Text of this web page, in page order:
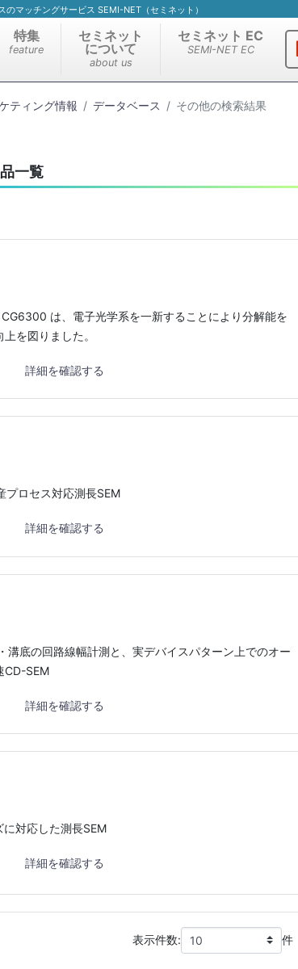
マッチングサービス SEMI-NET（セミネット）
特集
feature
セミネット
について
about us
セミネット EC
SEMI-NET EC
ティング情報 データベース その他の検索結果
一覧
は、電子光学系を一新することにより分解能を
を図りました。
詳細を確認する
プロセス対応測長SEM
詳細を確認する
溝底の回路線幅計測と、実デバイスパターン上でのオー
CD-SEM
詳細を確認する
対応した測長SEM
詳細を確認する
表示件数: 件